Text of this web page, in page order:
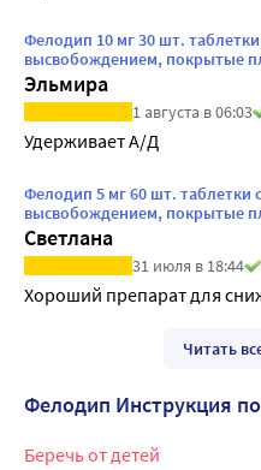
Фелодип 10 мг 30 шт.
высвобождением, покрытые
Эльмира
1 августа в 06:03
Удерживает А/Д
Фелодип 5 мг 60 шт. таблетки
высвобождением, покрытые
Светлана
31 июля в 18:44
Хороший препарат для
Читать
Фелодип Инструкция
Беречь от детей